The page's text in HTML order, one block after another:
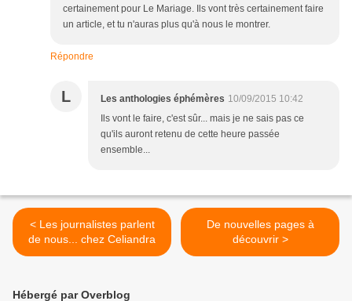
certainement pour Le Mariage. Ils vont très certainement faire
un article, et tu n'auras plus qu'à nous le montrer.
Répondre
L Les anthologies éphémères 10/09/2015 10:42
Ils vont le faire, c'est sûr... mais je ne sais pas ce
qu'ils auront retenu de cette heure passée
ensemble...
< Les journalistes parlent
de nous... chez Celiandra
De nouvelles pages à
découvrir >
Hébergé par Overblog